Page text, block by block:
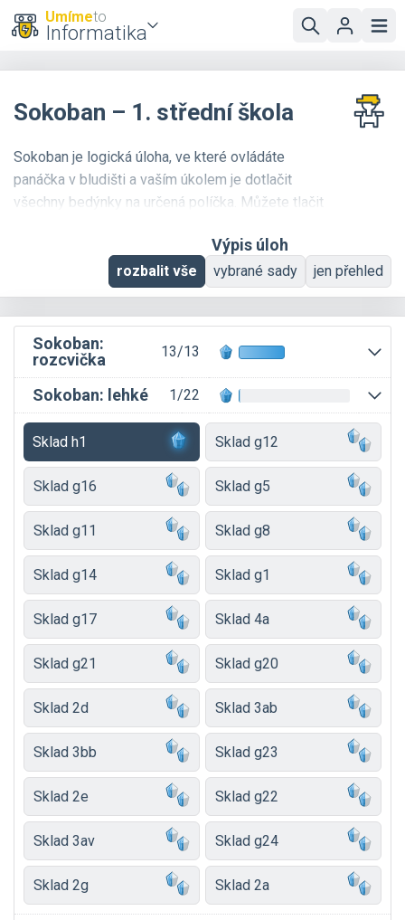
Umímeto
Informatika
Sokoban – 1. střední škola
Sokoban je logická úloha, ve které ovládáte
panáčka v bludišti a vaším úkolem je dotlačit
všechny bedýnky na určená políčka. Můžete tlačit
Nabízíme více než 100 zadání od velmi lehkých
až po velmi obtížné.
Výpis úloh
rozbalit vše vybrané sady jen přehled
Sokoban:
rozcvička
13/13
Sokoban: lehké 1/22
Sklad h1 Sklad g12
Sklad g16 Sklad g5
Sklad g11 Sklad g8
Sklad g14 Sklad g1
Sklad g17 Sklad 4a
Sklad g21 Sklad g20
Sklad 2d Sklad 3ab
Sklad 3bb Sklad g23
Sklad 2e Sklad g22
Sklad 3av Sklad g24
Sklad 2g Sklad 2a